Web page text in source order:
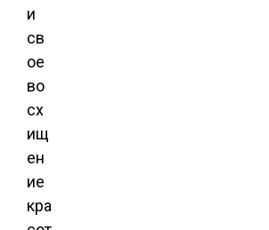
и
св
ое
во
сх
ищ
ен
ие
кра